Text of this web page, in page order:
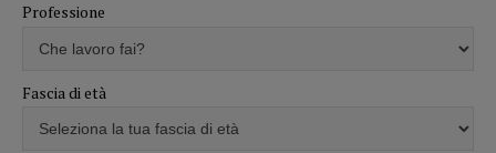
Professione
Fascia di età